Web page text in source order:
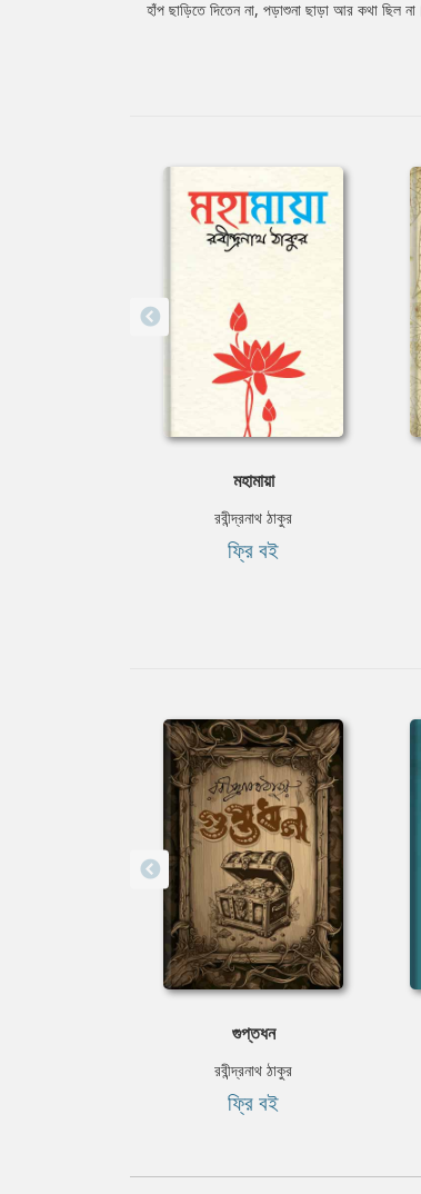
হাঁপ ছাড়িতে দিতেন না, পড়াশুনা ছাড়া আর কথা ছিল
মহামায়া
রবীন্দ্রনাথ ঠাকুর
ফ্রি বই
গুপ্তধন
রবীন্দ্রনাথ ঠাকুর
ফ্রি বই